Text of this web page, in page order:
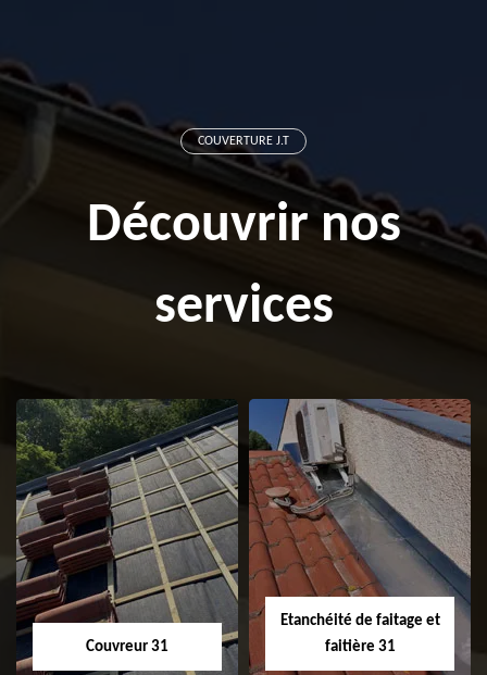
COUVERTURE J.T
Découvrir nos
services
Couvreur 31
Etanchéité de faitage et
faitière 31